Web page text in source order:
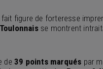
fait figure de forteresse
Toulonnaisse montrent
de 39 points marqués par